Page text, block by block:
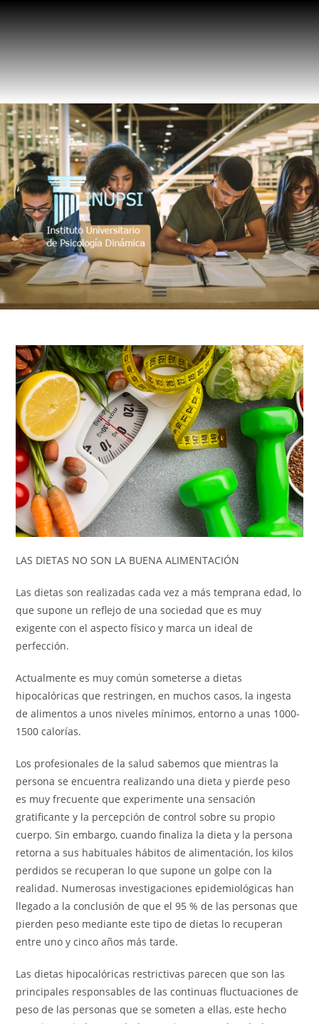
LAS DIETAS NO SON LA BUENA ALIMENTACIÓN
Las dietas son realizadas cada vez a más temprana edad, lo
que supone un reflejo de una sociedad que es muy
exigente con el aspecto físico y marca un ideal de
perfección.
Actualmente es muy común someterse a dietas
hipocalóricas que restringen, en muchos casos, la ingesta
de alimentos a unos niveles mínimos, entorno a unas 1000-
1500 calorías.
Los profesionales de la salud sabemos que mientras la
persona se encuentra realizando una dieta y pierde peso
es muy frecuente que experimente una sensación
gratificante y la percepción de control sobre su propio
cuerpo. Sin embargo, cuando finaliza la dieta y la persona
retorna a sus habituales hábitos de alimentación, los kilos
perdidos se recuperan lo que supone un golpe con la
realidad. Numerosas investigaciones epidemiológicas han
llegado a la conclusión de que el 95 % de las personas que
pierden peso mediante este tipo de dietas lo recuperan
entre uno y cinco años más tarde.
Las dietas hipocalóricas restrictivas parecen que son las
principales responsables de las continuas fluctuaciones de
peso de las personas que se someten a ellas, este hecho